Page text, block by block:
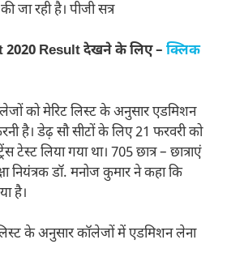
जा रही है। पीजी सत्र
2020 Result देखने के लिए – क्लिक
को मेरिट लिस्ट के अनुसार एडमिशन
है। डेढ़ सौ सीटों के लिए 21 फरवरी को
टेस्ट लिया गया था। 705 छात्र – छात्राएं
नियंत्रक डॉ. मनोज कुमार ने कहा कि
है।
के अनुसार कॉलेजों में एडमिशन लेना